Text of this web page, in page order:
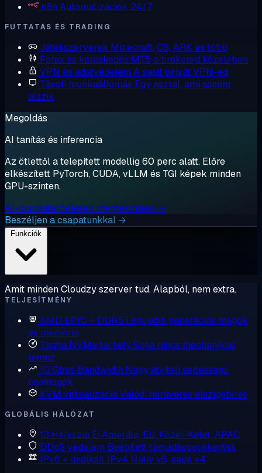
n8n Automatizációk 24/7
FUTTATÁS ÉS TRADING
Játékszerverek Minecraft, CS, ARK és több
Forex és kereskedés MT5 a brókered közelében
VPN és adatvédelem A saját privát VPN-ed
Távoli munkaállomás Egy asztal, ami sosem
alszik
Megoldás
AI tanítás és inferencia
Az ötlettől a telepített modellig 60 perc alatt. Előre
elkészített PyTorch, CUDA, vLLM és TGI képek minden
GPU-szinten.
AI-munkaterhelések megtekintése →
Beszéljen a csapatunkkal →
Amit minden Cloudzy szerver tud. Alapból, nem extra.
TELJESÍTMÉNY
AMD EPYC + DDR5 Legújabb generációs magok
és memória
Tiszta NVMe tárhelySoha nincs mechanikus
lemez
10 Gbps Bandwidth Nagy átviteli sebességű
csomagok
KVM virtualizáció Valódi hardveres elszigetelés
GLOBÁLIS HÁLÓZAT
13 Helyszín É-Amerika, EU, Közel-Kelet, APAC
DDoS védelem Beépített támadáscsökkentés
IPv6 + dedikált IPv4 Natív v6, saját v4